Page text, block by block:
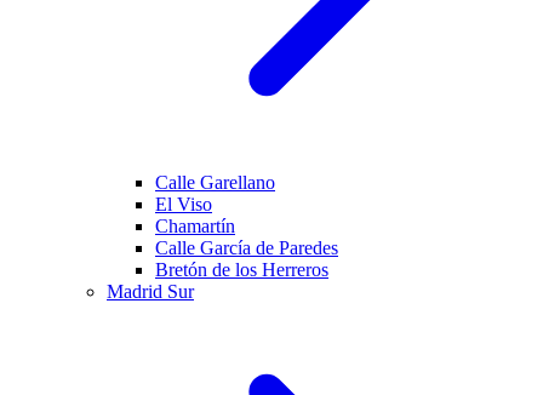
Calle Garellano
El Viso
Chamartín
Calle García de Paredes
Bretón de los Herreros
Madrid Sur